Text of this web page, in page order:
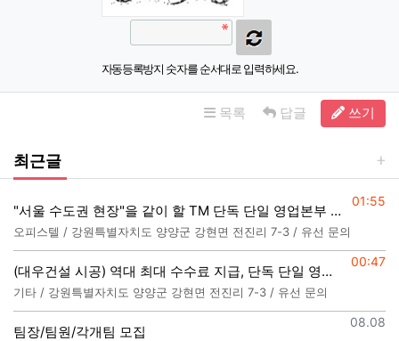
자동등록방지 숫자를 순서대로 입력하세요.
목록 답글 쓰기
최근글
등록일
01:55
"서울 수도권 현장"을 같이 할 TM 단독 단일 영업본부 팀 선착순 모집
오피스텔 / 강원특별자치도 양양군 강현면 전진리 7-3 / 유선 문의
등록일
00:47
(대우건설 시공) 역대 최대 수수료 지급, 단독 단일 영업본부 선착순 모집
기타 / 강원특별자치도 양양군 강현면 전진리 7-3 / 유선 문의
등록일
08.08
팀장/팀원/각개팀 모집